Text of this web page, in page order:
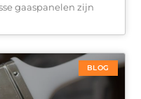
gaaspanelen zijn
BLOG